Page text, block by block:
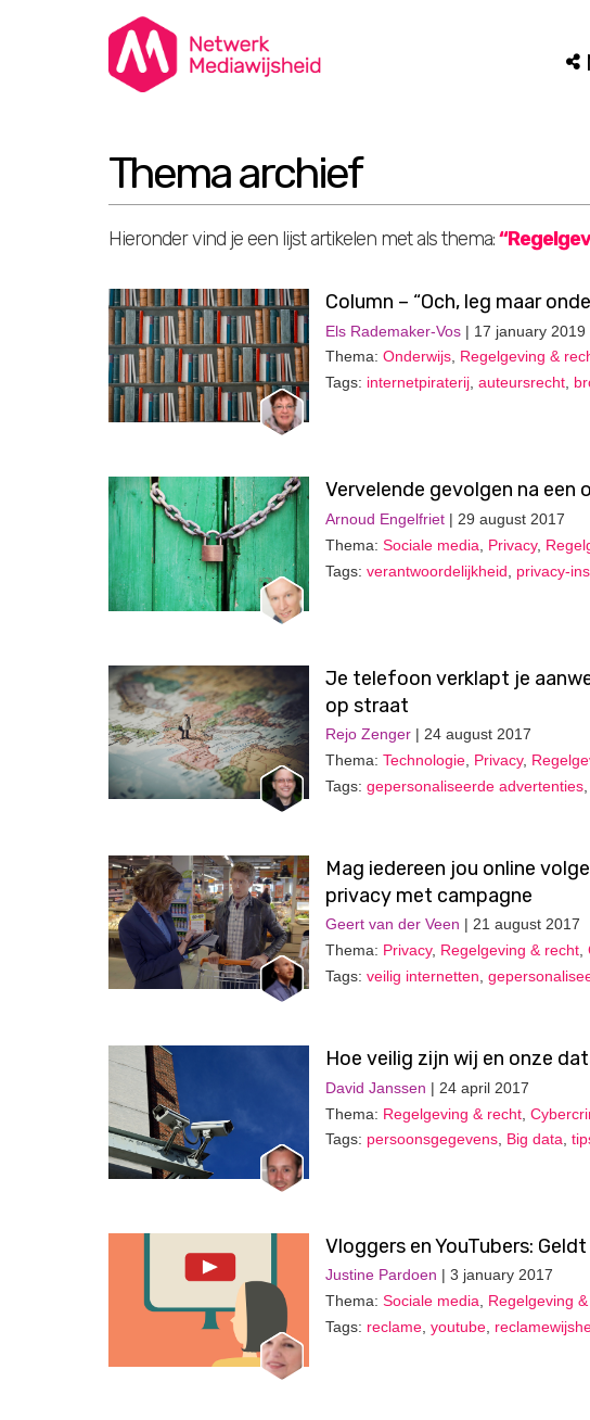
Thema archief
Hieronder vind je een lijst artikelen met als thema:
Column – “Och, leg maar
Els Rademaker-Vos | 17 january 2019
Thema: Onderwijs, Regelgeving &
Tags: internetpiraterij, auteursrecht,
Vervelende gevolgen na een
Arnoud Engelfriet | 29 august 2017
Thema: Sociale media Privacy,
Tags: verantwoordelijkheid privacy-
Je telefoon verklapt je
op straat
Rejo Zenger | 24 august 2017
Thema: Technologie Privacy,
Tags: gepersonaliseerde advertenties
Mag iedereen jou online
privacy met campagne
Geert van der Veen | 21 august 2017
Thema: Privacy, Regelgeving & recht,
Tags: veilig internetten,
Hoe veilig zijn wij en onze
David Janssen | 24 april 2017
Thema: Regelgeving & recht
Tags: persoonsgegevens, Big data,
Vloggers en YouTubers:
Justine Pardoen | 3 january 2017
Thema: Sociale media Regelgeving
Tags: reclame youtube